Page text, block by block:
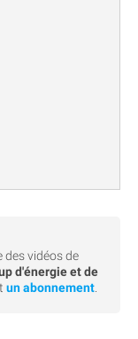
des vidéos de
d'énergie et de
un abonnement